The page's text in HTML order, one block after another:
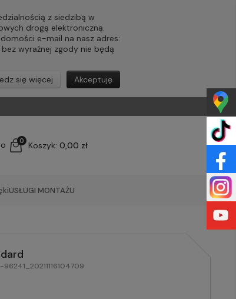
z siedzibą w
drogą elektroniczną.
e-mail na nasz adres:
wyraźnej zgody nie będą
Akceptuję
się więcej
Koszyk: 0,00 zł
0
USŁUGI MONTAŻU
96241_20211116104709